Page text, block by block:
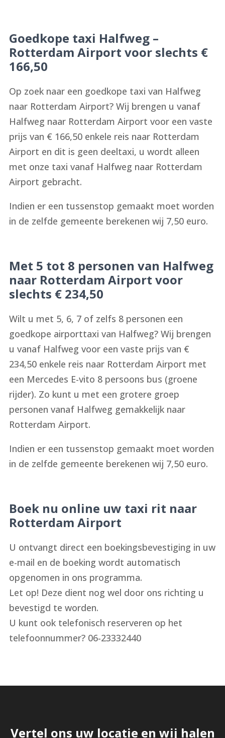
Goedkope taxi Halfweg –
Rotterdam Airport voor slechts €
166,50
Op zoek naar een goedkope taxi van Halfweg
naar Rotterdam Airport? Wij brengen u vanaf
Halfweg naar Rotterdam Airport voor een vaste
prijs van € 166,50 enkele reis naar Rotterdam
Airport en dit is geen deeltaxi, u wordt alleen
met onze taxi vanaf Halfweg naar Rotterdam
Airport gebracht.
Indien er een tussenstop gemaakt moet worden
in de zelfde gemeente berekenen wij 7,50 euro.
Met 5 tot 8 personen van Halfweg
naar Rotterdam Airport voor
slechts € 234,50
Wilt u met 5, 6, 7 of zelfs 8 personen een
goedkope airporttaxi van Halfweg? Wij brengen
u vanaf Halfweg voor een vaste prijs van €
234,50 enkele reis naar Rotterdam Airport met
een Mercedes E-vito 8 persoons bus (groene
rijder). Zo kunt u met een grotere groep
personen vanaf Halfweg gemakkelijk naar
Rotterdam Airport.
Indien er een tussenstop gemaakt moet worden
in de zelfde gemeente berekenen wij 7,50 euro.
Boek nu online uw taxi rit naar
Rotterdam Airport
U ontvangt direct een boekingsbevestiging in uw
e-mail en de boeking wordt automatisch
opgenomen in ons programma.
Let op! Deze dient nog wel door ons richting u
bevestigd te worden.
U kunt ook telefonisch reserveren op het
telefoonnummer? 06-23332440
Vertel ons uw locatie en wij halen